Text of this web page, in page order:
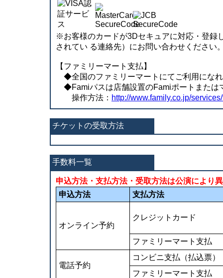
※お客様のカードが3Dセキュアに対応・登録
されてい る連絡先）にお問い合わせください
【ファミリーマート支払】
◆全国のファミリーマートにてご利用にな
◆Famiパスは店舗設置のFamiポートまたは
操作方法： http://www.family.co.jp/
チケットの受取方法
手数料一覧
申込方法・支払方法・受取方法は公演により
申込方法
支払方法
オンライン予約
クレジットカード
ファミリーマート支払
電話予約
コンビニ支払（払込票）
ファミリーマート支払